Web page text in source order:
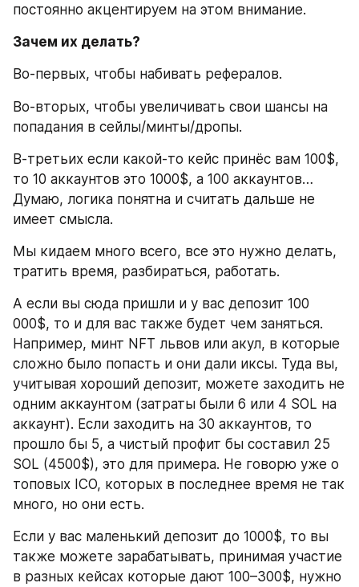
постоянно акцентируем на этом внимание.
Зачем их делать?
Во-первых, чтобы набивать рефералов.
Во-вторых, чтобы увеличивать свои шансы на
попадания в сейлы/минты/дропы.
В-третьих если какой-то кейс принёс вам 100$,
то 10 аккаунтов это 1000$, а 100 аккаунтов…
Думаю, логика понятна и считать дальше не
имеет смысла.
Мы кидаем много всего, все это нужно делать,
тратить время, разбираться, работать.
А если вы сюда пришли и у вас депозит 100
000$, то и для вас также будет чем заняться.
Например, минт NFT львов или акул, в которые
сложно было попасть и они дали иксы. Туда вы,
учитывая хороший депозит, можете заходить не
одним аккаунтом (затраты были 6 или 4 SOL на
аккаунт). Если заходить на 30 аккаунтов, то
прошло бы 5, а чистый профит бы составил 25
SOL (4500$), это для примера. Не говорю уже о
топовых ICO, которых в последнее время не так
много, но они есть.
Если у вас маленький депозит до 1000$, то вы
также можете зарабатывать, принимая участие
в разных кейсах которые дают 100–300$, нужно